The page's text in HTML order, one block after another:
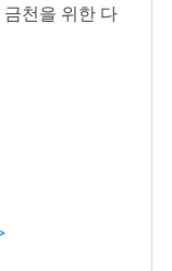
천을 위한 다